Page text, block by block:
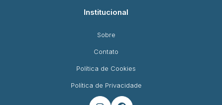
Institucional
Sobre
Contato
Política de Cookies
Política de Privacidade